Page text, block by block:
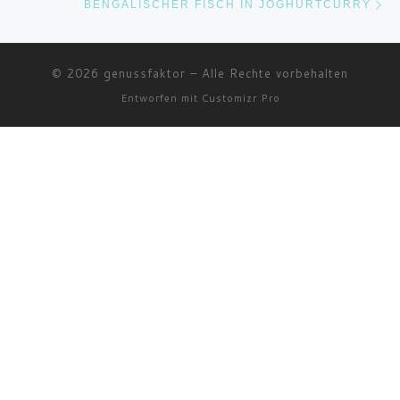
BENGALISCHER FISCH IN JOGHURTCURRY
© 2026 genussfaktor – Alle Rechte vorbehalten
Entworfen mit Customizr Pro